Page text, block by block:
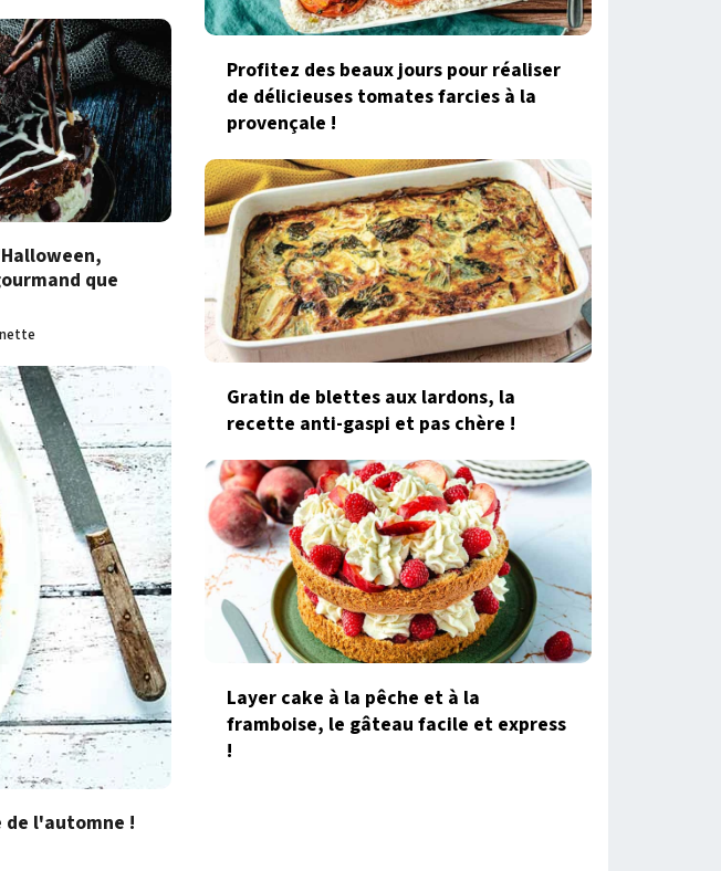
que
l'automne !
Profitez des beaux jours pour réaliser
de délicieuses tomates farcies à la
provençale !
Gratin de blettes aux lardons, la
recette anti-gaspi et pas chère !
Layer cake à la pêche et à la
framboise, le gâteau facile et express
!